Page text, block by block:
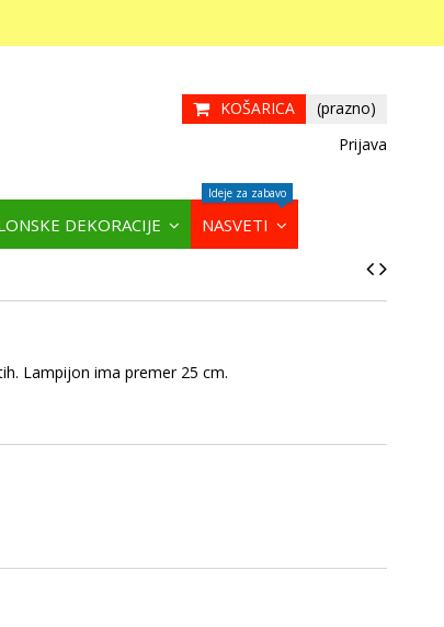
KOŠARICA
(prazno)
Prijava
DEKORACIJE NASVETI
Ideje za zabavo
Lampijon ima premer 25 cm.